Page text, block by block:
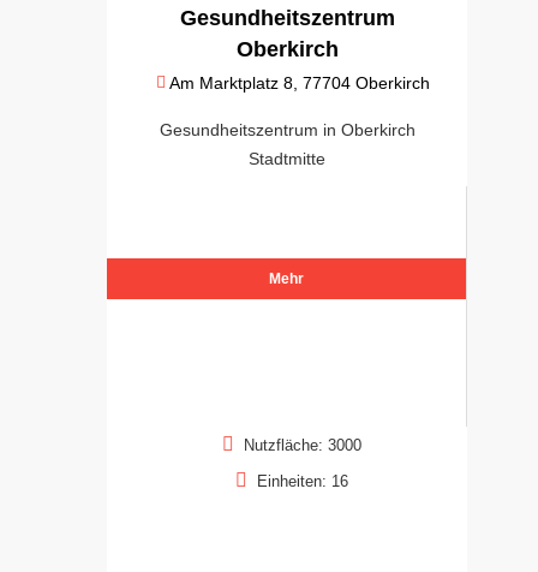
Gesundheitszentrum
Oberkirch
Am Marktplatz 8, 77704 Oberkirch
Gesundheitszentrum in Oberkirch
Stadtmitte
Mehr
Nutzfläche: 3000
Einheiten: 16